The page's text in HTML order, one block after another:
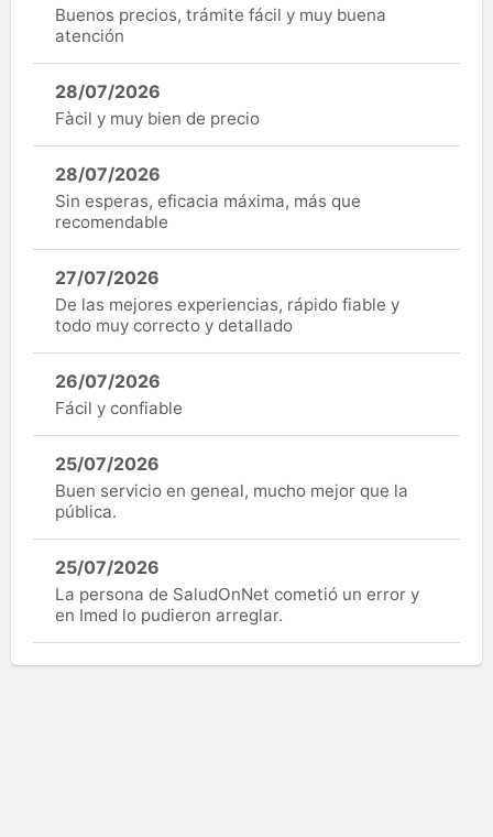
Buenos precios, trámite fácil y muy buena
atención
28/07/2026
Fàcil y muy bien de precio
28/07/2026
Sin esperas, eficacia máxima, más que
recomendable
27/07/2026
De las mejores experiencias, rápido fiable y
todo muy correcto y detallado
26/07/2026
Fácil y confiable
25/07/2026
Buen servicio en geneal, mucho mejor que la
pública.
25/07/2026
La persona de SaludOnNet cometió un error y
en Imed lo pudieron arreglar.